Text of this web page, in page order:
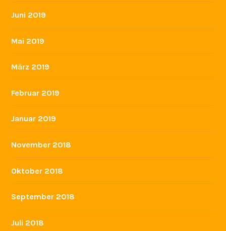
Juni 2019
Mai 2019
März 2019
Februar 2019
Januar 2019
November 2018
Oktober 2018
September 2018
Juli 2018